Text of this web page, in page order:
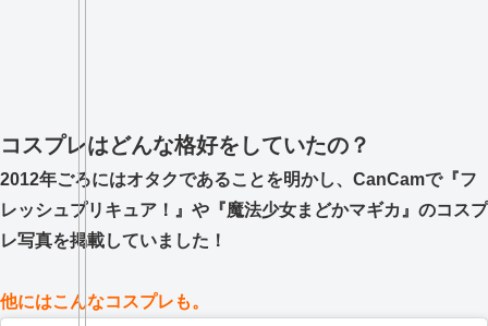
コスプレはどんな格好をしていたの？
2012年ごろにはオタクであることを明かし、CanCamで『フ
レッシュプリキュア！』や『魔法少女まどかマギカ』のコスプ
レ写真を掲載していました！
他にはこんなコスプレも。